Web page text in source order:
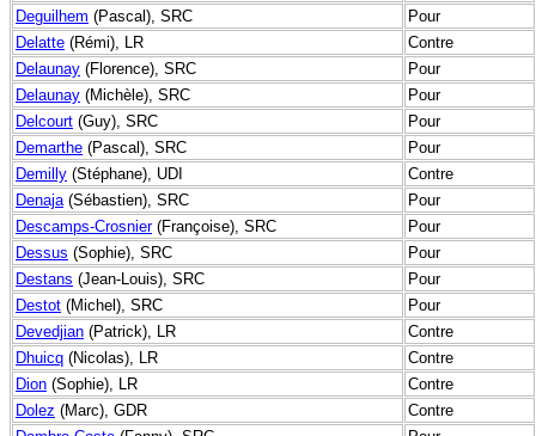
Deguilhem (Pascal), SRC
Pour
Delatte (Rémi), LR
Contre
Delaunay (Florence), SRC
Pour
Delaunay (Michèle), SRC
Pour
Delcourt (Guy), SRC
Pour
Demarthe (Pascal), SRC
Pour
Demilly (Stéphane), UDI
Contre
Denaja(Sébastien), SRC
Pour
Descamps-Crosnier(Françoise), SRC
Pour
Dessus (Sophie), SRC
Pour
Destans (Jean-Louis), SRC
Pour
Destot (Michel), SRC
Pour
Devedjian (Patrick), LR
Contre
Dhuicq (Nicolas), LR
Contre
Dion (Sophie), LR
Contre
Dolez (Marc), GDR
Contre